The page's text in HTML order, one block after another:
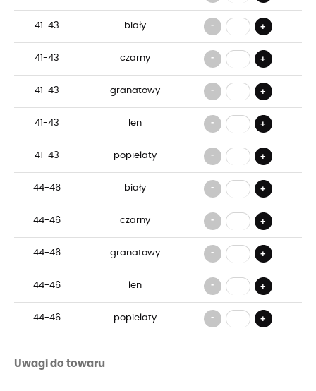
41-43 biały - +
41-43 czarny - +
41-43 granatowy - +
41-43 len - +
41-43 popielaty - +
44-46 biały - +
44-46 czarny - +
44-46 granatowy - +
44-46 len - +
44-46 popielaty - +
Uwagi do towaru